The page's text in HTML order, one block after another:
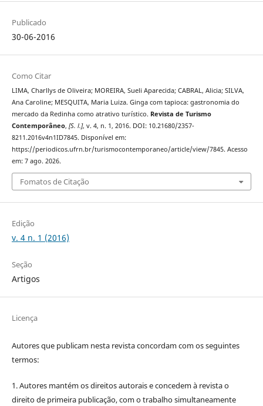
Publicado
30-06-2016
Como Citar
LIMA, Charllys de Oliveira; MOREIRA, Sueli Aparecida; CABRAL, Alicia; SILVA,
Ana Caroline; MESQUITA, Maria Luiza. Ginga com tapioca: gastronomia do
mercado da Redinha como atrativo turístico. Revista de Turismo
Contemporâneo, [S. l.], v. 4, n. 1, 2016. DOI: 10.21680/2357-
8211.2016v4n1ID7845. Disponível em:
https://periodicos.ufrn.br/turismocontemporaneo/article/view/7845. Acesso
em: 7 ago. 2026.
Fomatos de Citação
Edição
v. 4 n. 1 (2016)
Seção
Artigos
Licença
Autores que publicam nesta revista concordam com os seguintes
termos:
1. Autores mantém os direitos autorais e concedem à revista o
direito de primeira publicação, com o trabalho simultaneamente